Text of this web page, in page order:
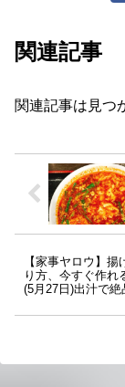
関連記事
関連記事は見つ
【家事ヤロウ】
り方、今すぐ作れ
(5月27日)出汁で絶